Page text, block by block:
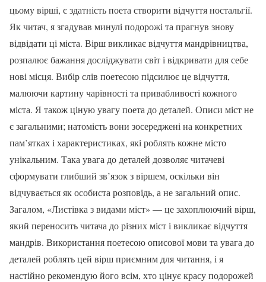
цьому вірші, є здатність поета створити відчуття ностальгії.
Як читач, я згадував минулі подорожі та прагнув знову
відвідати ці міста. Вірш викликає відчуття мандрівництва,
розпалює бажання досліджувати світ і відкривати для себе
нові місця. Вибір слів поетесою підсилює це відчуття,
малюючи картину чарівності та привабливості кожного
міста. Я також ціную увагу поета до деталей. Описи міст не
є загальними; натомість вони зосереджені на конкретних
пам’ятках і характеристиках, які роблять кожне місто
унікальним. Така увага до деталей дозволяє читачеві
сформувати глибший зв’язок з віршем, оскільки він
відчувається як особиста розповідь, а не загальний опис.
Загалом, «Листівка з видами міст» — це захоплюючий вірш,
який переносить читача до різних міст і викликає відчуття
мандрів. Використання поетесою описової мови та увага до
деталей роблять цей вірш приємним для читання, і я
настійно рекомендую його всім, хто цінує красу подорожей